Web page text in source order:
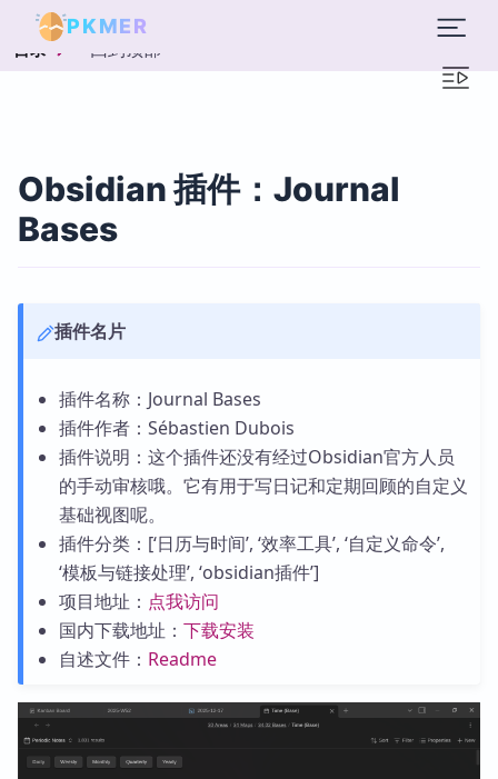
PKMER
目录 回到顶部
Obsidian 插件：Journal
Bases
插件名片
插件名称：Journal Bases
插件作者：Sébastien Dubois
插件说明：这个插件还没有经过Obsidian官方人员
的手动审核哦。它有用于写日记和定期回顾的自定义
基础视图呢。
插件分类：[‘日历与时间’, ‘效率工具’, ‘自定义命令’,
‘模板与链接处理’, ‘obsidian插件’]
项目地址： 点我访问
国内下载地址： 下载安装
自述文件： Readme